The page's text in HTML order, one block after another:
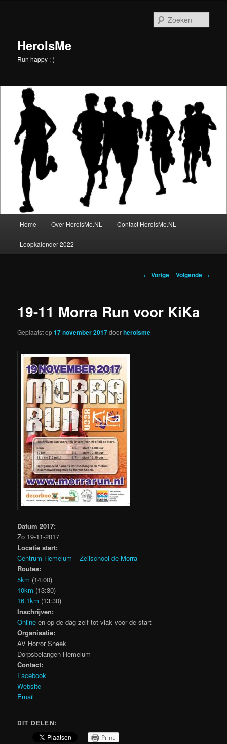
inhoudHeroIsMe
Run happy :-)
Home Over HeroIsMe.NL Contact HeroIsMe.NL
Loopkalender 2022
Berichtnavigatie
← Vorige Volgende →
19-11 Morra Run voor KiKa
Geplaatst op17 november 2017doorheroisme
Datum 2017:
Zo 19-11-2017
Locatie start:
Centrum Hemelum – Zeilschool de Morra
Routes:
5km (14:00)
10km (13:30)
16.1km (13:30)
Inschrijven:
Online en op de dag zelf tot vlak voor de start
Organisatie:
AV Horror Sneek
Dorpsbelangen Hemelum
Contact:
Facebook
Website
Email
DIT DELEN:
Print